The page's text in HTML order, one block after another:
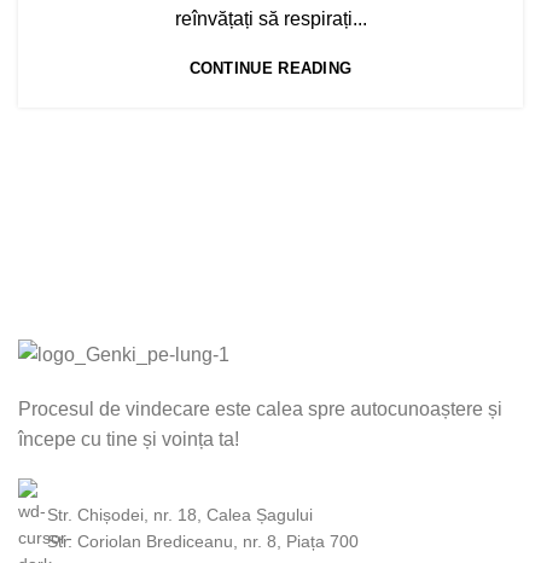
reînvățați să respirați...
CONTINUE READING
Procesul de vindecare este calea spre autocunoaștere și
începe cu tine și voința ta!
Str. Chișodei, nr. 18, Calea Șagului
Str. Coriolan Brediceanu, nr. 8, Piața 700